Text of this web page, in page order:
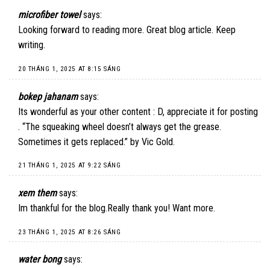
microfiber towel says:
Looking forward to reading more. Great blog article. Keep
writing.
20 THÁNG 1, 2025 AT 8:15 SÁNG
bokep jahanam says:
Its wonderful as your other content : D, appreciate it for posting
. “The squeaking wheel doesn’t always get the grease.
Sometimes it gets replaced.” by Vic Gold.
21 THÁNG 1, 2025 AT 9:22 SÁNG
xem them says:
Im thankful for the blog.Really thank you! Want more.
23 THÁNG 1, 2025 AT 8:26 SÁNG
water bong says: